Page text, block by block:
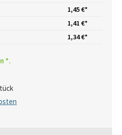
1,45 €*
1,41 €*
1,34 €*
*.